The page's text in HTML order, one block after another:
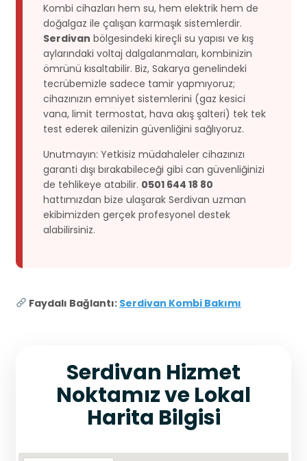
Kombi cihazları hem su, hem elektrik hem de
doğalgaz ile çalışan karmaşık sistemlerdir.
Serdivan bölgesindeki kireçli su yapısı ve kış
aylarındaki voltaj dalgalanmaları, kombinizin
ömrünü kısaltabilir. Biz, Sakarya genelindeki
tecrübemizle sadece tamir yapmıyoruz;
cihazınızın emniyet sistemlerini (gaz kesici
vana, limit termostat, hava akış şalteri) tek tek
test ederek ailenizin güvenliğini sağlıyoruz.
Unutmayın: Yetkisiz müdahaleler cihazınızı
garanti dışı bırakabileceği gibi can güvenliğinizi
de tehlikeye atabilir. 0501 644 18 80
hattımızdan bize ulaşarak Serdivan uzman
ekibimizden gerçek profesyonel destek
alabilirsiniz.
Faydalı Bağlantı: Serdivan Kombi Bakımı
Serdivan Hizmet
Noktamız ve Lokal
Harita Bilgisi